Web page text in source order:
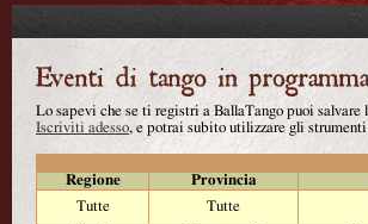
Lo sapevi che se ti registri a BallaTango puoi
Iscriviti adesso, e potrai subito utilizzare gli
Regione
Provincia
Tutte
Tutte